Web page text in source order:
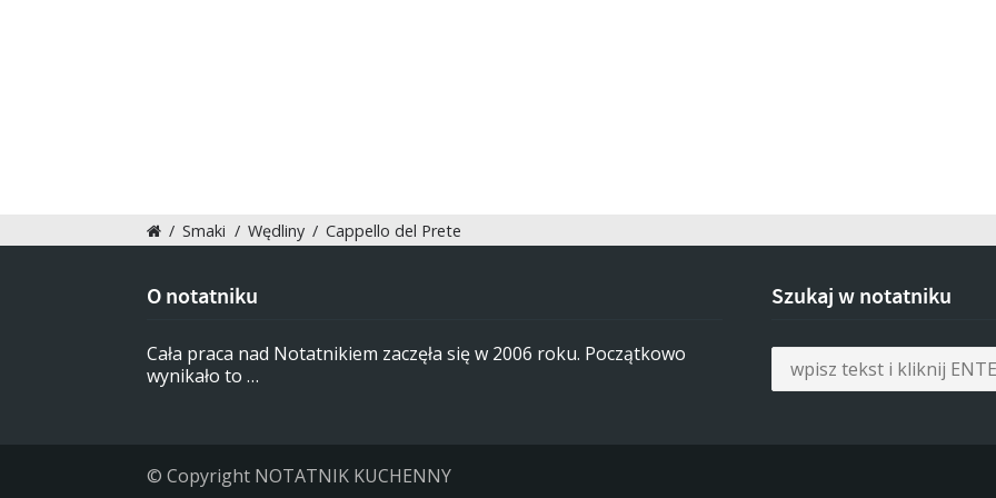
/ Smaki / Wędliny / Cappello del Prete
O notatniku
Cała praca nad Notatnikiem zaczęła się w 2006 roku. Początkowo
wynikało to …
Szukaj w notatniku
© Copyright NOTATNIK KUCHENNY